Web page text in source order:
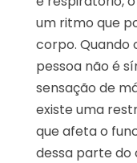
um ritmo que
corpo. Quando
pessoa não é
sensação de
existe uma
que afeta o
dessa parte do